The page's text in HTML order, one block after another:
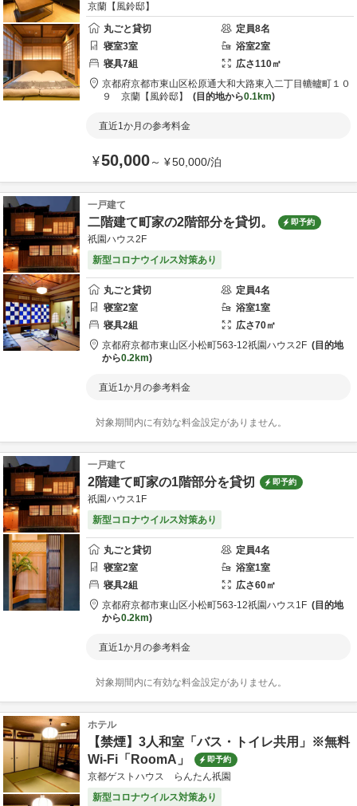
京蘭【風鈴邸】
丸ごと貸切
定員8名
寝室3室 浴室2室
寝具7組 広さ110㎡
京都府京都市東山区松原通大和大路東入二丁目轆轤町１０
９
京蘭【風鈴邸】 目的地から0.1km
直近1か月の参考料金
¥50,000～ ¥50,000/泊
一戸建て
二階建て町家の2階部分を貸切。 即予約
祇園ハウス2F
新型コロナウイルス対策あり
丸ごと貸切 定員4名
寝室2室 浴室1室
寝具2組 広さ70㎡
京都府京都市東山区小松町563-12祇園ハウス2F
目的地
から0.2km
直近1か月の参考料金
対象期間内に有効な料金設定がありません。
一戸建て
2階建て町家の1階部分を貸切 即予約
祇園ハウス1F
新型コロナウイルス対策あり
丸ごと貸切 定員4名
寝室2室 浴室1室
寝具2組 広さ60㎡
京都府京都市東山区小松町563-12祇園ハウス1F
目的地
から0.2km
直近1か月の参考料金
対象期間内に有効な料金設定がありません。
ホテル
【禁煙】3人和室「バス・トイレ共用」※無料
Wi-Fi「RoomA」
即予約
京都ゲストハウス らんたん祇園
新型コロナウイルス対策あり